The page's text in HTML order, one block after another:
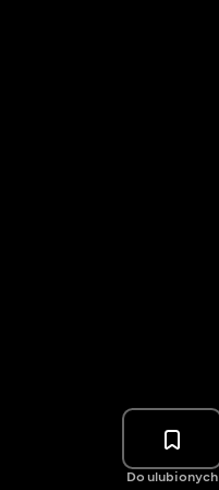
Do ulubionych